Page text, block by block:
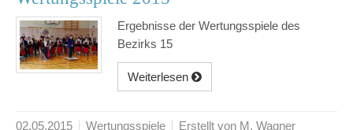
Ergebnisse der Wertungsspiele des
Bezirks 15
Weiterlesen
02.05.2015 Wertungsspiele Erstellt von M. Wagner